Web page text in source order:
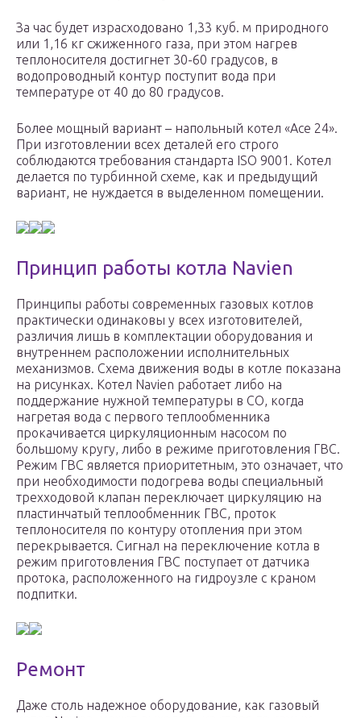
За час будет израсходовано 1,33 куб. м природного
или 1,16 кг сжиженного газа, при этом нагрев
теплоносителя достигнет 30-60 градусов, в
водопроводный контур поступит вода при
температуре от 40 до 80 градусов.
Более мощный вариант – напольный котел «Ace 24».
При изготовлении всех деталей его строго
соблюдаются требования стандарта ISO 9001. Котел
делается по турбинной схеме, как и предыдущий
вариант, не нуждается в выделенном помещении.
Принцип работы котла Navien
Принципы работы современных газовых котлов
практически одинаковы у всех изготовителей,
различия лишь в комплектации оборудования и
внутреннем расположении исполнительных
механизмов. Схема движения воды в котле показана
на рисунках. Котел Navien работает либо на
поддержание нужной температуры в СО, когда
нагретая вода с первого теплообменника
прокачивается циркуляционным насосом по
большому кругу, либо в режиме приготовления ГВС.
Режим ГВС является приоритетным, это означает, что
при необходимости подогрева воды специальный
трехходовой клапан переключает циркуляцию на
пластинчатый теплообменник ГВС, проток
теплоносителя по контуру отопления при этом
перекрывается. Сигнал на переключение котла в
режим приготовления ГВС поступает от датчика
протока, расположенного на гидроузле с краном
подпитки.
Ремонт
Даже столь надежное оборудование, как газовый